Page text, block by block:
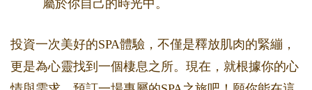
屬於你自己的時光中。
投資一次美好的SPA體驗，不僅是釋放肌肉的緊繃，
更是為心靈找到一個棲息之所。現在，就根據你的心